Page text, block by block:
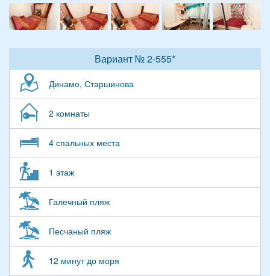
Вариант № 2-555*
Динамо, Старшинова
2 комнаты
4 спальных места
1 этаж
Галечный пляж
Песчаный пляж
12 минут до моря